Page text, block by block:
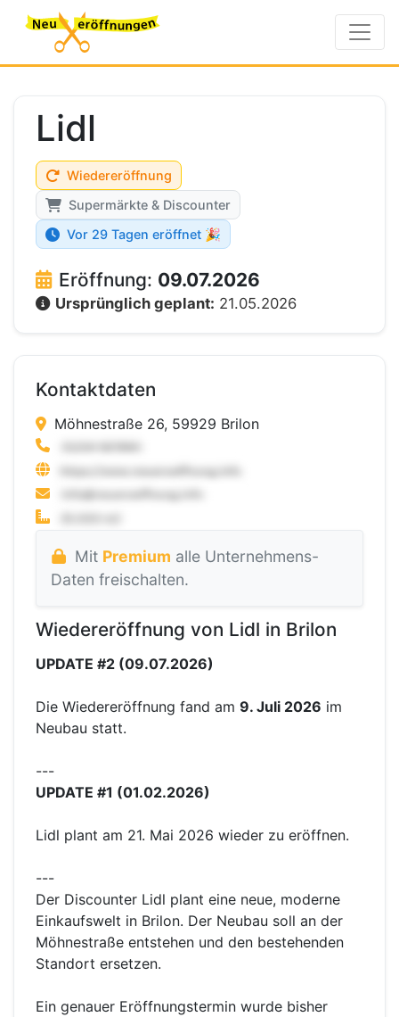
Lidl
Wiedereröffnung
Supermärkte & Discounter
Vor 29 Tagen eröffnet 🎉
Eröffnung: 09.07.2026
Ursprünglich geplant: 21.05.2026
Kontaktdaten
Möhnestraße 26, 59929 Brilon
Mit Premium alle Unternehmens-
Daten freischalten.
Wiedereröffnung von Lidl in Brilon
UPDATE #2 (09.07.2026)
Die Wiedereröffnung fand am 9. Juli 2026 im
Neubau statt.
---
UPDATE #1 (01.02.2026)
Lidl plant am 21. Mai 2026 wieder zu eröffnen.
---
Der Discounter Lidl plant eine neue, moderne
Einkaufswelt in Brilon. Der Neubau soll an der
Möhnestraße entstehen und den bestehenden
Standort ersetzen.
Ein genauer Eröffnungstermin wurde bisher